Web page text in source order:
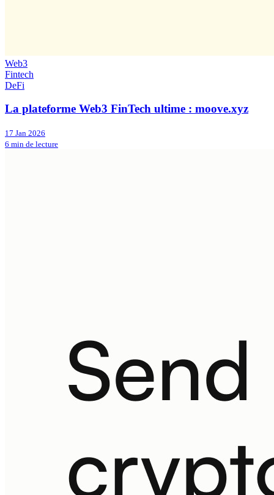
Web3
Fintech
DeFi
La plateforme Web3 FinTech ultime : moove.xyz
17 Jan 2026
6 min de lecture